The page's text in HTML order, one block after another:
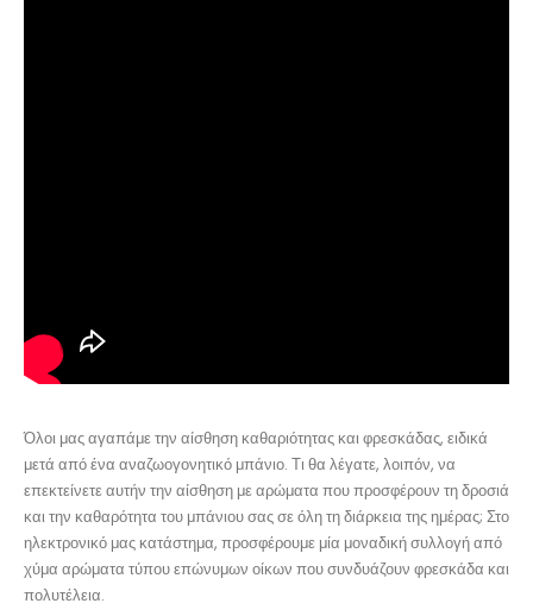
Όλοι μας αγαπάμε την αίσθηση καθαριότητας και φρεσκάδας, ειδικά
μετά από ένα αναζωογονητικό μπάνιο. Τι θα λέγατε, λοιπόν, να
επεκτείνετε αυτήν την αίσθηση με αρώματα που προσφέρουν τη δροσιά
και την καθαρότητα του μπάνιου σας σε όλη τη διάρκεια της ημέρας; Στο
ηλεκτρονικό μας κατάστημα, προσφέρουμε μία μοναδική συλλογή από
χύμα αρώματα τύπου επώνυμων οίκων που συνδυάζουν φρεσκάδα και
πολυτέλεια.